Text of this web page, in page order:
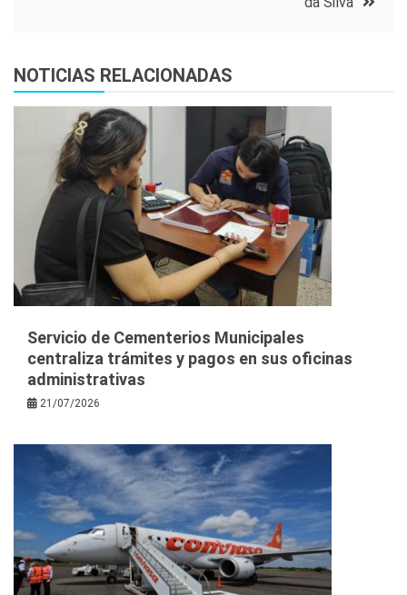
NOTICIAS RELACIONADAS
Servicio de Cementerios Municipales
centraliza trámites y pagos en sus oficinas
administrativas
21/07/2026